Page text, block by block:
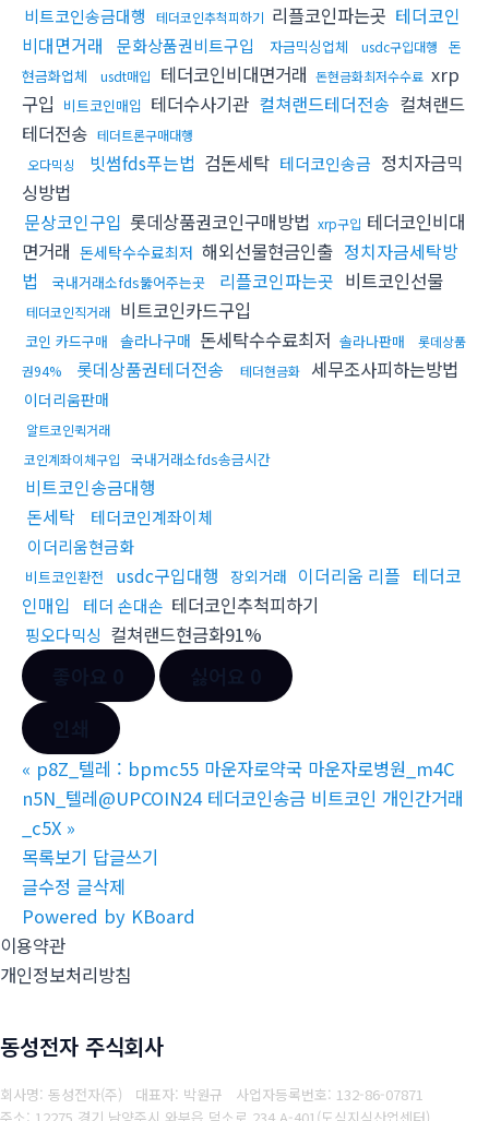
비트코인송금대행 테더코인추척피하기 리플코인파는곳 테더코인
비대면거래
문화상품권비트구입 자금믹싱업체 usdc구입대행
돈
현금화업체
usdt매입 테더코인비대면거래 돈현금화최저수수료 xrp
구입 비트코인매입 테더수사기관 컬쳐랜드테더전송 컬쳐랜드
테더전송 테더트론구매대행
오다믹싱
빗썸fds푸는법 검돈세탁 테더코인송금 정치자금믹
싱방법
문상코인구입 롯데상품권코인구매방법 xrp구입 테더코인비대
면거래 돈세탁수수료최저 해외선물현금인출 정치자금세탁방
법
국내거래소fds뚫어주는곳 리플코인파는곳 비트코인선물
테더코인직거래 비트코인카드구입
코인 카드구매 솔라나구매 돈세탁수수료최저 솔라나판매
롯데상품
권94%
롯데상품권테더전송 테더현금화 세무조사피하는방법
이더리움판매
알트코인퀵거래
코인계좌이체구입
국내거래소fds송금시간
비트코인송금대행
돈세탁
테더코인계좌이체
이더리움현금화
비트코인환전 usdc구입대행 장외거래 이더리움 리플 테더코
인매입
테더 손대손 테더코인추척피하기
핑오다믹싱 컬쳐랜드현금화91%
« p8Z_텔레 : bpmc55 마운자로약국 마운자로병원_m4C
n5N_텔레@UPCOIN24 테더코인송금 비트코인 개인간거래
_c5X »
목록보기 답글쓰기
글수정 글삭제
Powered by KBoard
이용약관
개인정보처리방침
동성전자 주식회사
회사명: 동성전자(주) 대표자: 박원규 사업자등록번호: 132-86-07871